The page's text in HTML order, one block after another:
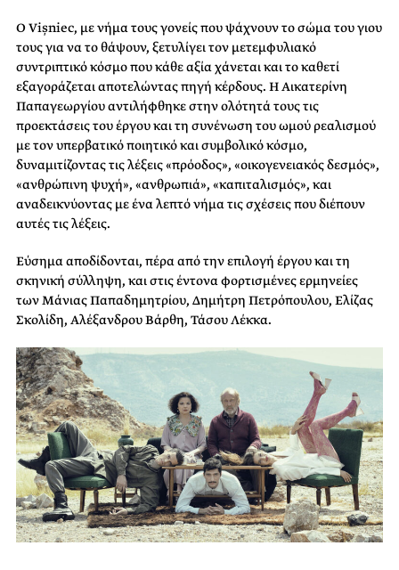
Ο Vișniec, με νήμα τους γονείς που ψάχνουν το σώμα του γιου
τους για να το θάψουν, ξετυλίγει τον μετεμφυλιακό
συντριπτικό κόσμο που κάθε αξία χάνεται και το καθετί
εξαγοράζεται αποτελώντας πηγή κέρδους. Η Αικατερίνη
Παπαγεωργίου αντιλήφθηκε στην ολότητά τους τις
προεκτάσεις του έργου και τη συνένωση του ωμού ρεαλισμού
με τον υπερβατικό ποιητικό και συμβολικό κόσμο,
δυναμιτίζοντας τις λέξεις «πρόοδος», «οικογενειακός δεσμός»,
«ανθρώπινη ψυχή», «ανθρωπιά», «καπιταλισμός», και
αναδεικνύοντας με ένα λεπτό νήμα τις σχέσεις που διέπουν
αυτές τις λέξεις.
Εύσημα αποδίδονται, πέρα από την επιλογή έργου και τη
σκηνική σύλληψη, και στις έντονα φορτισμένες ερμηνείες
των Μάνιας Παπαδημητρίου, Δημήτρη Πετρόπουλου, Ελίζας
Σκολίδη, Αλέξανδρου Βάρθη, Τάσου Λέκκα.